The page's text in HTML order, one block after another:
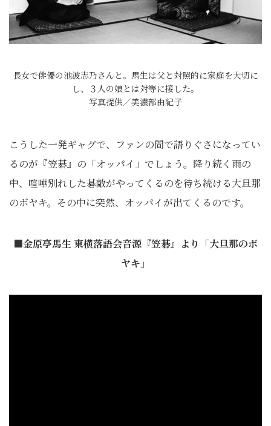
長女で俳優の池波志乃さんと。馬生は父と対照的に家庭を大切に
し、３人の娘とは対等に接した。
写真提供／美濃部由紀子
こうした一発ギャグで、ファンの間で語りぐさになってい
るのが『笠碁』の「オッパイ」でしょう。降り続く雨の
中、喧嘩別れした碁敵がやってくるのを待ち続ける大旦那
のボヤキ。その中に突然、オッパイが出てくるのです。
■金原亭馬生 東横落語会音源『笠碁』より「大旦那のボ
ヤキ」